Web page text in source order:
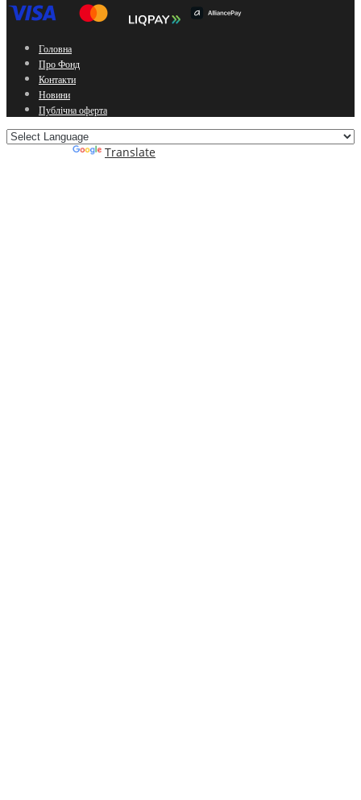
Головна
Про Фонд
Контакти
Новини
Публічна оферта
Translate